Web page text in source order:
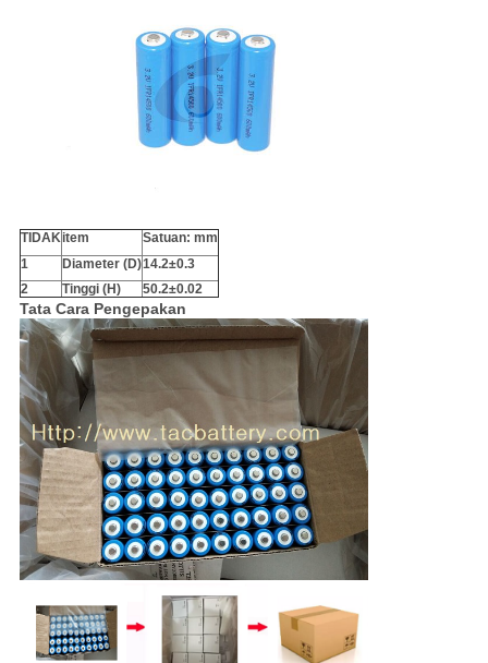
TIDAKitem
Satuan: mm
1
Diameter (D)14.2±0.3
2
Tinggi (H) 50.2±0.02
Tata Cara Pengepakan